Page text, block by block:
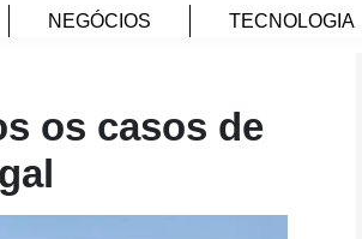
NEGÓCIOS TECNOLOGIA
os casos de